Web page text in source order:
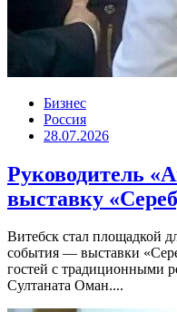
Бизнес
Россия
28.07.2026
Руководитель
выставку
Витебск стал площадкой
события — выставки
гостей с традиционными
Султаната Оман....